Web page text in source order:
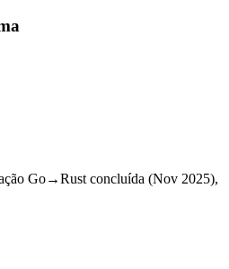
Go→Rust concluída (Nov 2025),